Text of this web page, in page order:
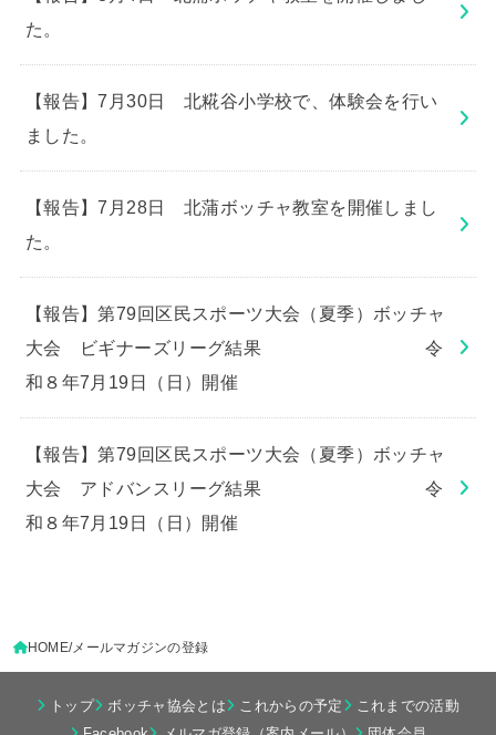
た。
【報告】7月30日 北糀谷小学校で、体験会を行い
ました。
【報告】7月28日 北蒲ボッチャ教室を開催しまし
た。
【報告】第79回区民スポーツ大会（夏季）ボッチャ
大会 ビギナーズリーグ結果 令
和８年7月19日（日）開催
【報告】第79回区民スポーツ大会（夏季）ボッチャ
大会 アドバンスリーグ結果 令
和８年7月19日（日）開催
HOME メールマガジンの登録
トップ ボッチャ協会とは これからの予定
これまでの活動